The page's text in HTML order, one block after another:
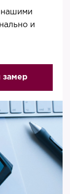
нашими
и
замер